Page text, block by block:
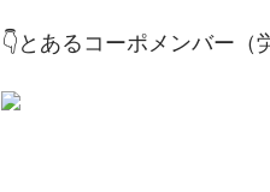
👇とあるコーポメンバー